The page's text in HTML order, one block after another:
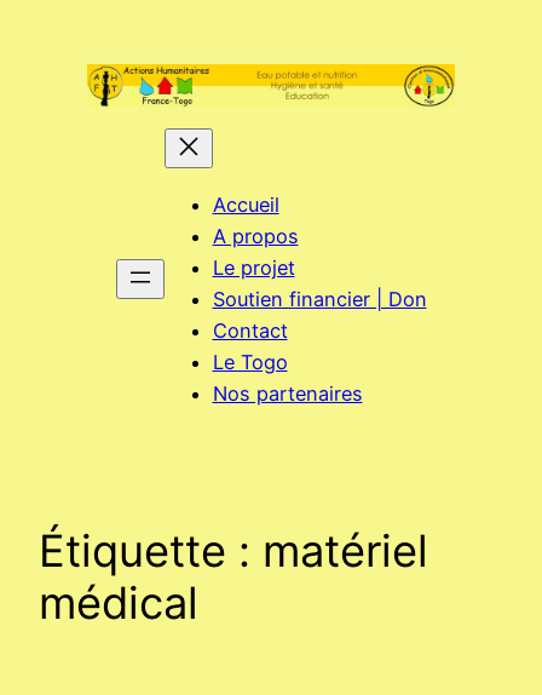
Accueil
A propos
Le projet
Soutien financier | Don
Contact
Le Togo
Nos partenaires
Étiquette : matériel
médical